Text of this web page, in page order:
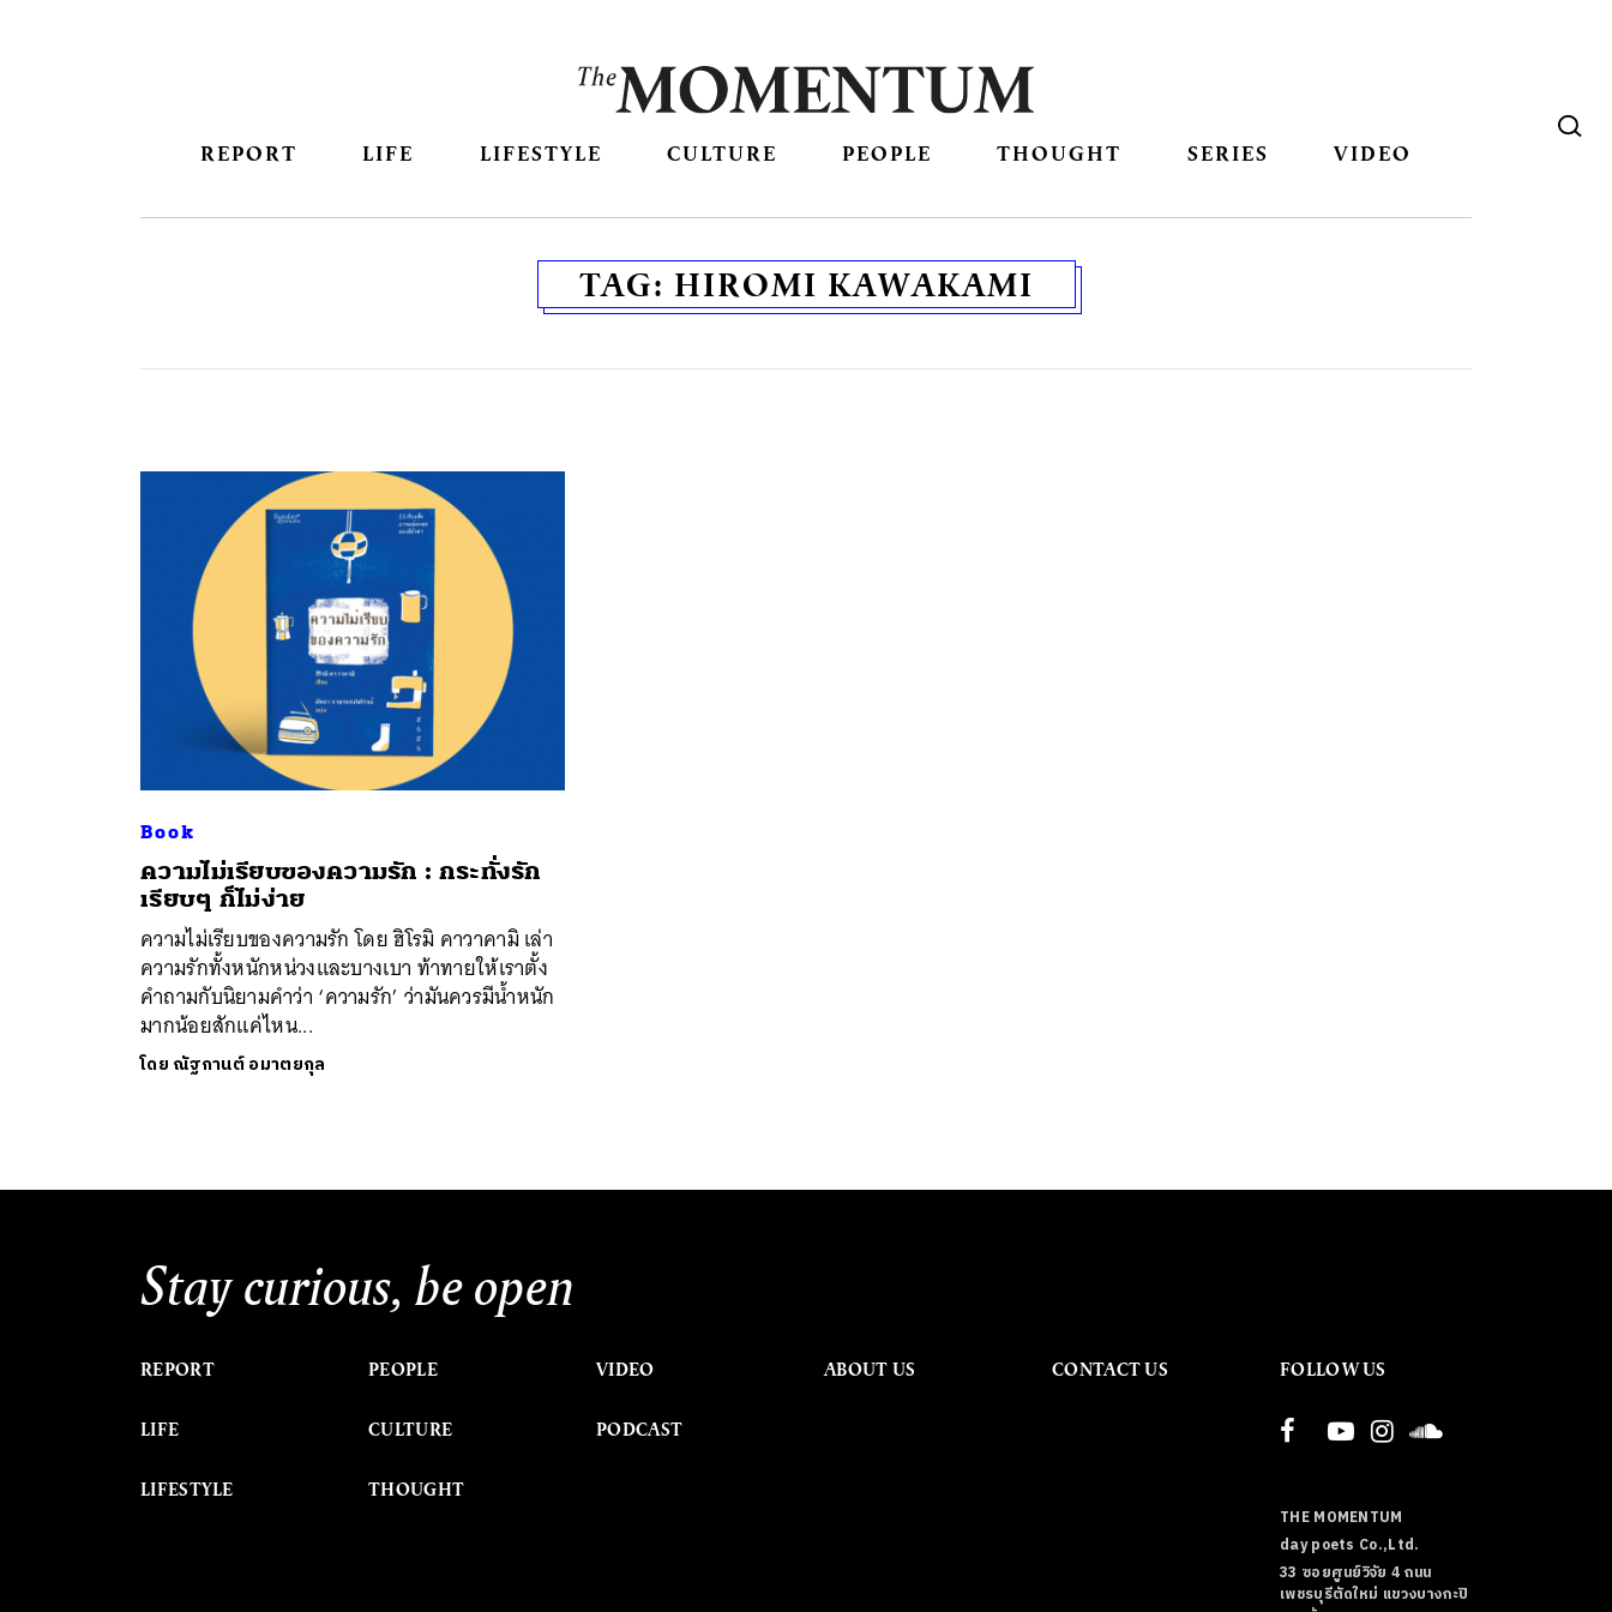
REPORT LIFE LIFESTYLE CULTURE PEOPLE THOUGHT SERIES VIDEO
TAG: HIROMI KAWAKAMI
Book
ความไม่เรียบของความรัก : กระทั่งรัก
เรียบๆ ก็ไม่ง่าย
ความไม่เรียบของความรัก โดย ฮิโรมิ คาวาคามิ เล่า
ความรักทั้งหนักหน่วงและบางเบา ท้าทายให้เราตั้ง
คำถามกับนิยามคำว่า ‘ความรัก’ ว่ามันควรมีน้ำหนัก
มากน้อยสักแค่ไหน...
โดย ณัฐกานต์ อมาตยกุล
Stay curious, be open
REPORT
LIFE
LIFESTYLE
PEOPLE
CULTURE
THOUGHT
VIDEO
PODCAST
ABOUT US CONTACT US FOLLOW US
THE MOMENTUM
day poets Co.,Ltd.
33 ซอยศูนย์วิจัย 4 ถนน
เพชรบุรีตัดใหม่ แขวงบางกะปิ